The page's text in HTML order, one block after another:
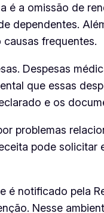
é a omissão de
dependentes.
frequentes.
Despesas
que essas
e os
problemas
pode
é notificado pela
Nesse